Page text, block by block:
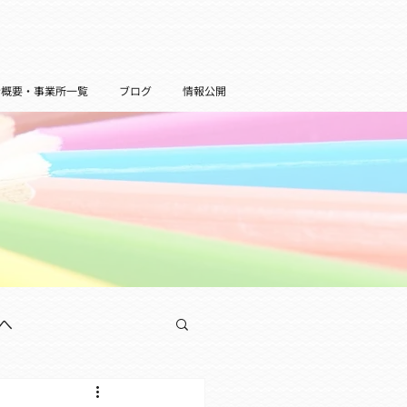
要・事業所一覧 ブログ 情報公開